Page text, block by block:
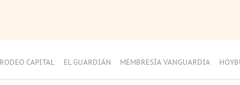
RODEO CAPITAL EL GUARDIÁN MEMBRESÍA VANGUARDIA